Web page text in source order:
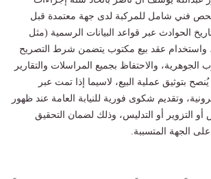
فني شامل للمركبة لدى جهة معتمدة قبل
الحوادث عبر قواعد البيانات الرسمية (مثل
واستخدام عقد بيع مكتوب يتضمن شرط التصريح
الجوهرية، والاحتفاظ بجميع المراسلات والتقارير
يُنصح بتوثيق عملية البيع، لاسيما إذا تمت عبر
وتقديم شكوى فورية للنيابة العامة عند ظهور
التزوير أو التدليس، وذلك لضمان التحقيق
على الجهة المتسببة.